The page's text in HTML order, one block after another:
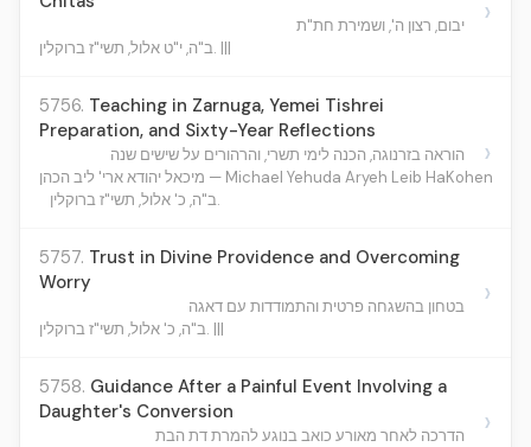
יבום, רצון ה', ושמירת חת"ת
ב"ה, י"ט אלול, תשי"ז ברוקלין. |||
›
5756. Teaching in Zarnuga, Yemei Tishrei
Preparation, and Sixty-Year Reflections
הוראה בזרנוגה, הכנה לימי תשרי, והרהורים על שישים שנה
מיכאל יהודא ארי' ליב הכהן — Michael Yehuda Aryeh Leib HaKohen
ב"ה, כ' אלול, תשי"ז ברוקלין.
›
5757. Trust in Divine Providence and Overcoming
Worry
בטחון בהשגחה פרטית והתמודדות עם דאגה
ב"ה, כ' אלול, תשי"ז ברוקלין. |||
›
5758. Guidance After a Painful Event Involving a
Daughter's Conversion
הדרכה לאחר מאורע כואב בנוגע להמרת דת הבת
›